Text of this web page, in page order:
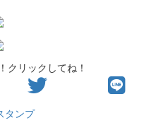
クリックしてね！